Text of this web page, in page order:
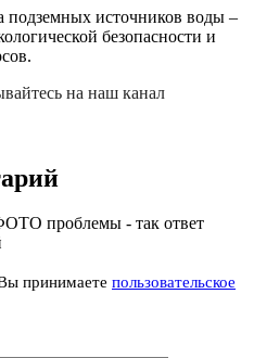
подземных источников воды –
безопасности и
на наш канал
проблемы - так ответ
принимаете пользовательское